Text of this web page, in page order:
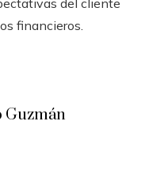
del cliente
financieros.
Guzmán